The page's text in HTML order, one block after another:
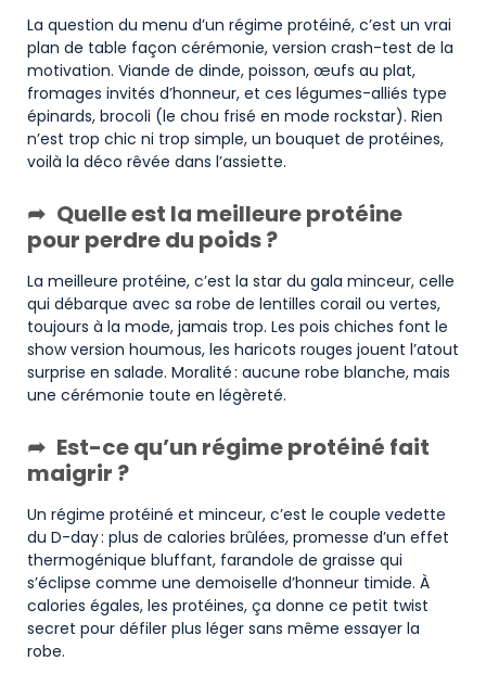
La question du menu d’un régime protéiné, c’est un vrai
plan de table façon cérémonie, version crash-test de la
motivation. Viande de dinde, poisson, œufs au plat,
fromages invités d’honneur, et ces légumes-alliés type
épinards, brocoli (le chou frisé en mode rockstar). Rien
n’est trop chic ni trop simple, un bouquet de protéines,
voilà la déco rêvée dans l’assiette.
Quelle est la meilleure protéine
pour perdre du poids ?
La meilleure protéine, c’est la star du gala minceur, celle
qui débarque avec sa robe de lentilles corail ou vertes,
toujours à la mode, jamais trop. Les pois chiches font le
show version houmous, les haricots rouges jouent l’atout
surprise en salade. Moralité : aucune robe blanche, mais
une cérémonie toute en légèreté.
Est-ce qu’un régime protéiné fait
maigrir ?
Un régime protéiné et minceur, c’est le couple vedette
du D-day : plus de calories brûlées, promesse d’un effet
thermogénique bluffant, farandole de graisse qui
s’éclipse comme une demoiselle d’honneur timide. À
calories égales, les protéines, ça donne ce petit twist
secret pour défiler plus léger sans même essayer la
robe.